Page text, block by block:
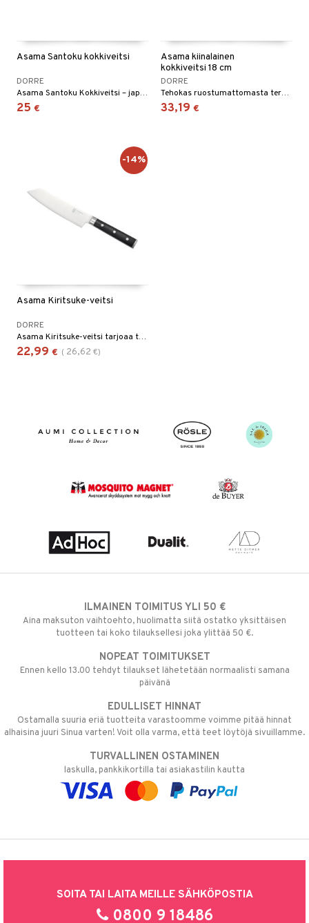
Asama Santoku kokkiveitsi
DORRE
Asama Santoku Kokkiveitsi – japanilainen tarkkuus kohtaa modernin toiminnallisuuden.
25 €
Asama kiinalainen
kokkiveitsi 18 cm
DORRE
Tehokas ruostumattomasta teräksestä valmistettu veitsi, suunniteltu vihannesten, lihan ja yrttien helppoon pilkkomiseen.
33,19 €
Asama Kiritsuke-veitsi
DORRE
Asama Kiritsuke-veitsi tarjoaa terävän, monipuolisen terän sekä vihanneksille että kalalle.
22,99 € ( 26,62 €)
-14%
ILMAINEN TOIMITUS YLI 50 €
Aina maksuton vaihtoehto, huolimatta siitä ostatko yksittäisen
tuotteen tai koko tilauksellesi joka ylittää 50 €.
NOPEAT TOIMITUKSET
Ennen kello 13.00 tehdyt tilaukset lähetetään normaalisti samana
päivänä
EDULLISET HINNAT
Ostamalla suuria eriä tuotteita varastoomme voimme pitää hinnat
alhaisina juuri Sinua varten! Voit olla varma, että teet löytöjä sivuillamme.
TURVALLINEN OSTAMINEN
laskulla, pankkikortilla tai asiakastilin kautta
SOITA TAI LAITA MEILLE SÄHKÖPOSTIA
0800 9 18486